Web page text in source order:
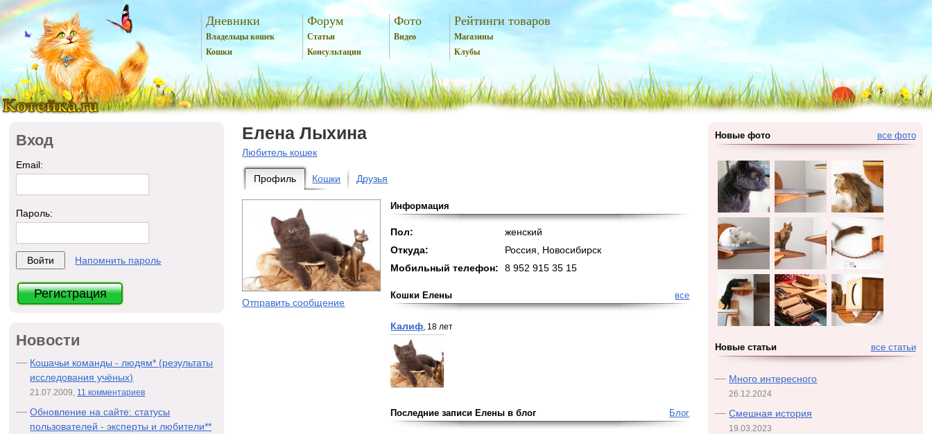
Дневники
Владельцы кошек
Кошки
Форум
Статьи
Консультации
Фото
Видео
Рейтинги товаров
Магазины
Клубы
Елена Лыхина
Любитель кошек
Профиль Кошки Друзья
Отправить сообщение
Информация
Пол:
женский
Откуда:
Россия, Новосибирск
Мобильный телефон:
8 952 915 35 15
все
Кошки Елены
Калиф , 18 лет
Блог
Последние записи Елены в блог
Вход
Email:
Пароль:
Напомнить пароль
Регистрация
Новости
Кошачьи команды - людям* (результаты
исследования учёных)
21.07.2009, 11 комментариев
Обновление на сайте: статусы
пользователей - эксперты и любители**
все фото
Новые фото
все статьи
Новые статьи
Много интересного
26.12.2024
Смешная история
19.03.2023